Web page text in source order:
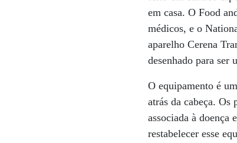
em casa. O Food
médicos, e o
aparelho Cerena
desenhado para ser
O equipamento é
atrás da cabeça. Os
associada à
restabelecer esse